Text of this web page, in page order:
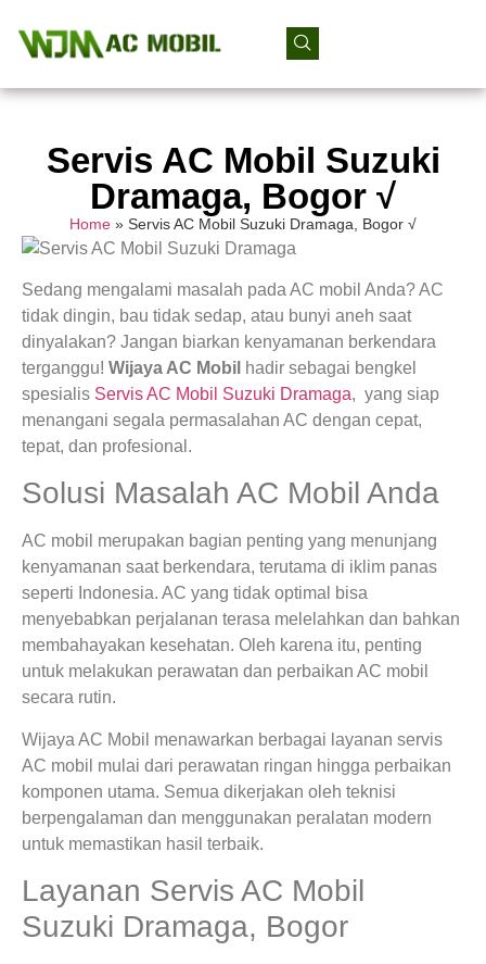
Servis AC Mobil Suzuki
Dramaga, Bogor √
Home » Servis AC Mobil Suzuki Dramaga, Bogor √
Sedang mengalami masalah pada AC mobil Anda? AC
tidak dingin, bau tidak sedap, atau bunyi aneh saat
dinyalakan? Jangan biarkan kenyamanan berkendara
terganggu! Wijaya AC Mobil hadir sebagai bengkel
spesialis Servis AC Mobil Suzuki Dramaga, yang siap
menangani segala permasalahan AC dengan cepat,
tepat, dan profesional.
Solusi Masalah AC Mobil Anda
AC mobil merupakan bagian penting yang menunjang
kenyamanan saat berkendara, terutama di iklim panas
seperti Indonesia. AC yang tidak optimal bisa
menyebabkan perjalanan terasa melelahkan dan bahkan
membahayakan kesehatan. Oleh karena itu, penting
untuk melakukan perawatan dan perbaikan AC mobil
secara rutin.
Wijaya AC Mobil menawarkan berbagai layanan servis
AC mobil mulai dari perawatan ringan hingga perbaikan
komponen utama. Semua dikerjakan oleh teknisi
berpengalaman dan menggunakan peralatan modern
untuk memastikan hasil terbaik.
Layanan Servis AC Mobil
Suzuki Dramaga, Bogor